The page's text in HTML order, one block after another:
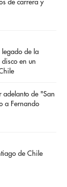
de carrera y
legado de la
en un
adelanto de "San
a Fernando
de Chile